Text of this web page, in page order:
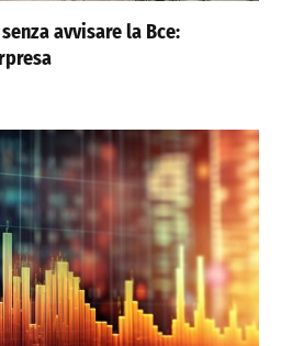
avvisare la Bce: